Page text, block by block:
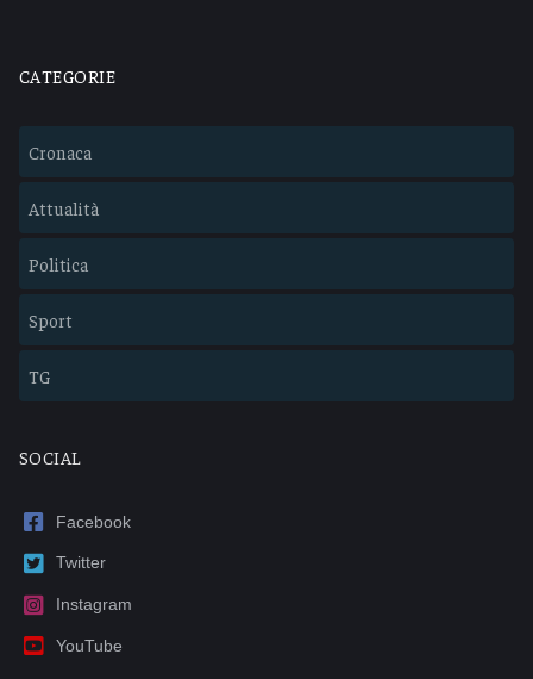
CATEGORIE
Cronaca
Attualità
Politica
Sport
TG
SOCIAL
Facebook
Twitter
Instagram
YouTube